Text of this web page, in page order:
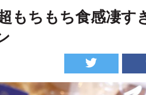
もちもち食感凄す